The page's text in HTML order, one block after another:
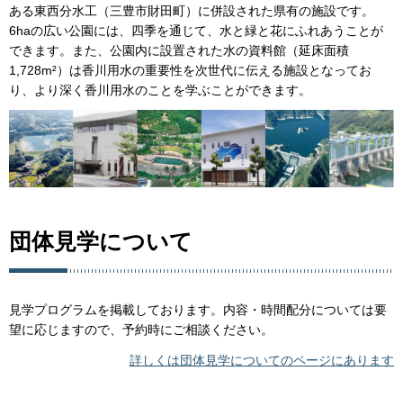
ある東西分水工（三豊市財田町）に併設された県有の施設です。
6haの広い公園には、四季を通じて、水と緑と花にふれあうことが
できます。また、公園内に設置された水の資料館（延床面積
1,728m²）は香川用水の重要性を次世代に伝える施設となってお
り、より深く香川用水のことを学ぶことができます。
団体見学について
見学プログラムを掲載しております。内容・時間配分については要
望に応じますので、予約時にご相談ください。
詳しくは団体見学についてのページにあります